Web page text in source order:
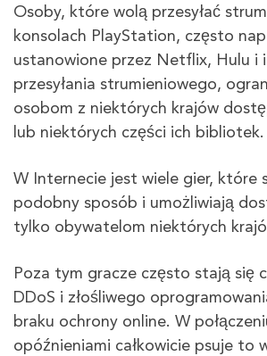
Osoby, które wolą przesyłać
konsolach PlayStation, często
ustanowione przez Netflix, Hulu i
przesyłania strumieniowego,
osobom z niektórych krajów
lub niektórych części ich bibliotek.
W Internecie jest wiele gier, które
podobny sposób i umożliwiają
tylko obywatelom niektórych
Poza tym gracze często stają się
DDoS i złośliwego
braku ochrony online. W
opóźnieniami całkowicie psuje to